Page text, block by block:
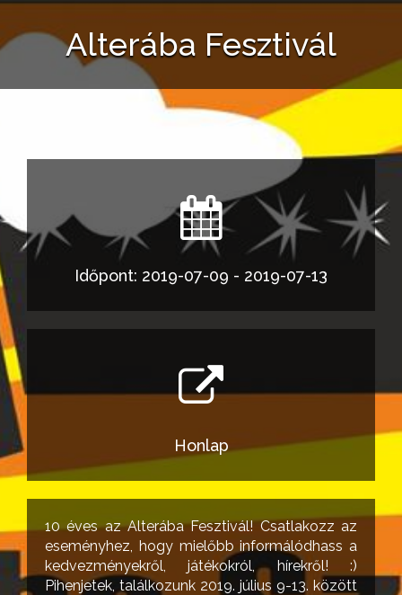
Alterába Fesztivál
Időpont: 2019-07-09 - 2019-07-13
Honlap
10 éves az Alterába Fesztivál! Csatlakozz az
eseményhez, hogy mielőbb informálódhass a
kedvezményekről, játékokról, hírekről! :)
Pihenjetek, találkozunk 2019. július 9-13. között